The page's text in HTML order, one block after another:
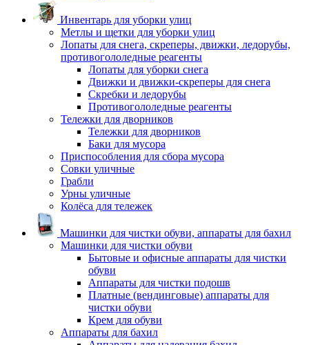
Инвентарь для уборки улиц
Метлы и щетки для уборки улиц
Лопаты для снега, скреперы, движки, ледорубы,
противогололедные реагенты
Лопаты для уборки снега
Движки и движки-скреперы для снега
Скребки и ледорубы
Противогололедные реагенты
Тележки для дворников
Тележки для дворников
Баки для мусора
Приспособления для сбора мусора
Совки уличные
Грабли
Урны уличные
Колёса для тележек
Машинки для чистки обуви, аппараты для бахил
Машинки для чистки обуви
Бытовые и офисные аппараты для чистки
обуви
Аппараты для чистки подошв
Платные (вендинговые) аппараты для
чистки обуви
Крем для обуви
Аппараты для бахил